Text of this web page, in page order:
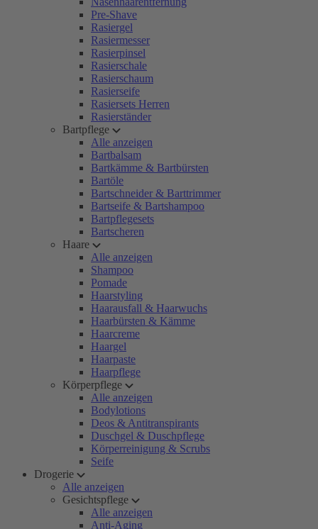
Pre-Shave
Rasiergel
Rasiermesser
Rasierpinsel
Rasierschale
Rasierschaum
Rasierseife
Rasiersets Herren
Rasierständer
Bartpflege
Alle anzeigen
Bartbalsam
Bartkämme & Bartbürsten
Bartöle
Bartschneider & Barttrimmer
Bartseife & Bartshampoo
Bartpflegesets
Bartscheren
Haare
Alle anzeigen
Shampoo
Pomade
Haarstyling
Haarausfall & Haarwuchs
Haarbürsten & Kämme
Haarcreme
Haargel
Haarpaste
Haarpflege
Körperpflege
Alle anzeigen
Bodylotions
Deos & Antitranspirants
Duschgel & Duschpflege
Körperreinigung & Scrubs
Seife
Drogerie
Alle anzeigen
Gesichtspflege
Alle anzeigen
Anti-Aging